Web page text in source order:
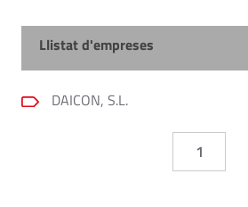
Llistat d'empreses
DAICON, S.L.
1